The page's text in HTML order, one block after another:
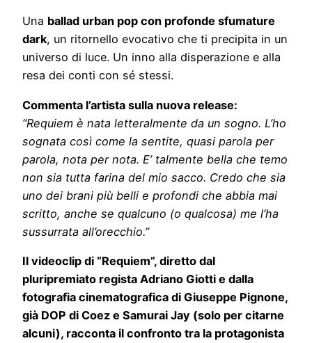
Una ballad urban pop con profonde sfumature
dark, un ritornello evocativo che ti precipita in un
universo di luce. Un inno alla disperazione e alla
resa dei conti con sé stessi.
Commenta l’artista sulla nuova release:
“Requiem è nata letteralmente da un sogno. L’ho
sognata così come la sentite, quasi parola per
parola, nota per nota. E’ talmente bella che temo
non sia tutta farina del mio sacco. Credo che sia
uno dei brani più belli e profondi che abbia mai
scritto, anche se qualcuno (o qualcosa) me l’ha
sussurrata all’orecchio.”
Il videoclip di “Requiem”, diretto dal
pluripremiato regista Adriano Giotti e dalla
fotografia cinematografica di Giuseppe Pignone,
già DOP di Coez e Samurai Jay (solo per citarne
alcuni), racconta il confronto tra la protagonista